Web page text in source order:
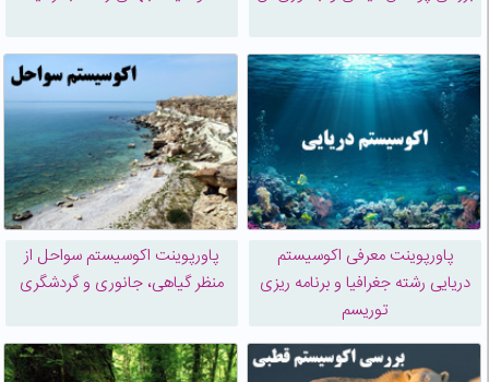
پاورپوینت معرفی اکوسیستم
دریایی رشته جغرافیا و برنامه ریزی
توریسم
پاورپوینت اکوسيستم سواحل از
منظر گیاهی، جانوری و گردشگری